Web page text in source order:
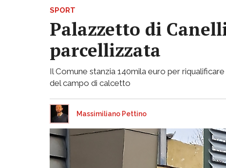
SPORT
Palazzetto di
parcellizzata
Il Comune stanzia 140mila euro per
del campo di calcetto
Massimiliano Pettino